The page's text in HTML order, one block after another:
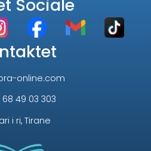
Sociale
online.com
49 03 303
i ri, Tirane